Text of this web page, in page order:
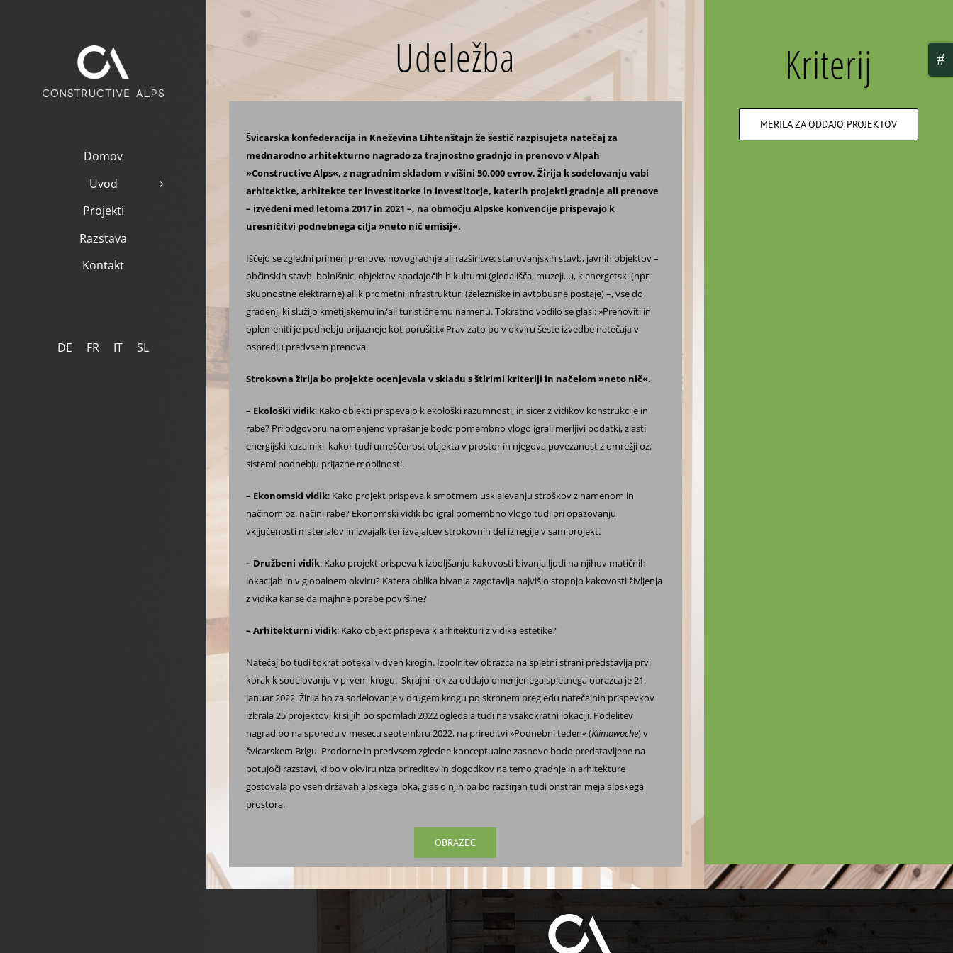
Domov
Uvod
Projekti
Razstava
Kontakt
DE FR IT SL
Udeležba
Švicarska konfederacija in Kneževina Lihtenštajn že šestič razpisujeta natečaj za
mednarodno arhitekturno nagrado za trajnostno gradnjo in prenovo v Alpah
»Constructive Alps«, z nagradnim skladom v višini 50.000 evrov. Žirija k sodelovanju vabi
arhitektke, arhitekte ter investitorke in investitorje, katerih projekti gradnje ali prenove
– izvedeni med letoma 2017 in 2021 –, na območju Alpske konvencije prispevajo k
uresničitvi podnebnega cilja »neto nič emisij«.
Iščejo se zgledni primeri prenove, novogradnje ali razširitve: stanovanjskih stavb, javnih objektov –
občinskih stavb, bolnišnic, objektov spadajočih h kulturni (gledališča, muzeji…), k energetski (npr.
skupnostne elektrarne) ali k prometni infrastrukturi (železniške in avtobusne postaje) –, vse do
gradenj, ki služijo kmetijskemu in/ali turističnemu namenu. Tokratno vodilo se glasi: »Prenoviti in
oplemeniti je podnebju prijazneje kot porušiti.« Prav zato bo v okviru šeste izvedbe natečaja v
ospredju predvsem prenova.
Strokovna žirija bo projekte ocenjevala v skladu s štirimi kriteriji in načelom »neto nič«.
– Ekološki vidik: Kako objekti prispevajo k ekološki razumnosti, in sicer z vidikov konstrukcije in
rabe? Pri odgovoru na omenjeno vprašanje bodo pomembno vlogo igrali merljivi podatki, zlasti
energijski kazalniki, kakor tudi umeščenost objekta v prostor in njegova povezanost z omrežji oz.
sistemi podnebju prijazne mobilnosti.
– Ekonomski vidik: Kako projekt prispeva k smotrnem usklajevanju stroškov z namenom in
načinom oz. načini rabe? Ekonomski vidik bo igral pomembno vlogo tudi pri opazovanju
vključenosti materialov in izvajalk ter izvajalcev strokovnih del iz regije v sam projekt.
– Družbeni vidik: Kako projekt prispeva k izboljšanju kakovosti bivanja ljudi na njihov matičnih
lokacijah in v globalnem okviru? Katera oblika bivanja zagotavlja najvišjo stopnjo kakovosti življenja
z vidika kar se da majhne porabe površine?
– Arhitekturni vidik: Kako objekt prispeva k arhitekturi z vidika estetike?
Natečaj bo tudi tokrat potekal v dveh krogih. Izpolnitev obrazca na spletni strani predstavlja prvi
korak k sodelovanju v prvem krogu. Skrajni rok za oddajo omenjenega spletnega obrazca je 21.
januar 2022. Žirija bo za sodelovanje v drugem krogu po skrbnem pregledu natečajnih prispevkov
izbrala 25 projektov, ki si jih bo spomladi 2022 ogledala tudi na vsakokratni lokaciji. Podelitev
nagrad bo na sporedu v mesecu septembru 2022, na prireditvi »Podnebni teden« (Klimawoche) v
švicarskem Brigu. Prodorne in predvsem zgledne konceptualne zasnove bodo predstavljene na
potujoči razstavi, ki bo v okviru niza prireditev in dogodkov na temo gradnje in arhitekture
gostovala po vseh državah alpskega loka, glas o njih pa bo razširjan tudi onstran meja alpskega
prostora.
OBRAZEC
Kriterij
MERILA ZA ODDAJO PROJEKTOV